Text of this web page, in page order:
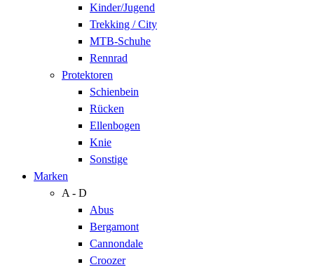
Kinder/Jugend
Trekking / City
MTB-Schuhe
Rennrad
Protektoren
Schienbein
Rücken
Ellenbogen
Knie
Sonstige
Marken
A - D
Abus
Bergamont
Cannondale
Croozer